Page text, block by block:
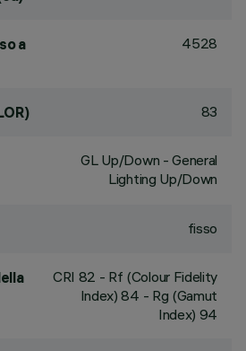
a
4528
83
GL Up/Down - General
Lighting Up/Down
fisso
CRI 82 - Rf (Colour Fidelity
Index) 84 - Rg (Gamut
Index) 94